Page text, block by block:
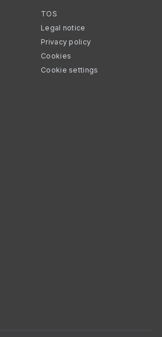
TOS
Legal notice
Privacy policy
Cookies
Cookie settings